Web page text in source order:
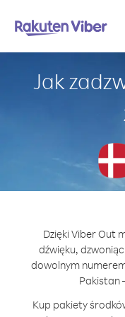
Jak
Dzięki Viber Out
dźwięku,
dowolnym
Pakistan
Kup pakiety